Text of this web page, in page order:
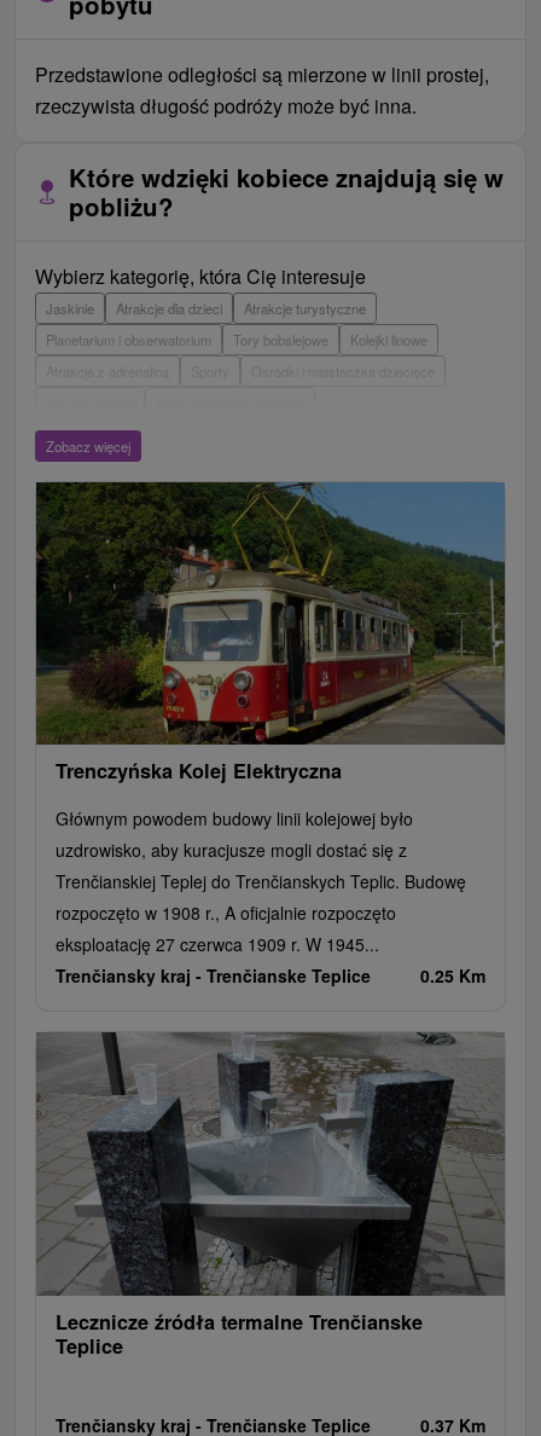
Przedstawione odległości są mierzone w linii prostej,
rzeczywista długość podróży może być inna.
Które wdzięki kobiece znajdują się w
pobliżu?
Wybierz kategorię, która Cię interesuje
Jaskinie Atrakcje dla dzieci
Atrakcje turystyczne
Planetarium i obserwatorium
Tory bobslejowe
Kolejki linowe
Atrakcje z adrenaliną
Wieże obserwacyjne i chodniki
Escaperoom
Ogrody botaniczne
Parki miejskie i zamkowe
Loty widokowe i rejsy wycieczkowe
Tarcze
Jeziora, jeziora, zbiorniki wodne
Zabytki techniki
Pomniki
Wodospady
Kościoły drewniane Źródła Teatry
Jazda konna
Túry a turistické chodníky
Zamki Chaty górskie
Miejsca sakralne
Rafting, rafting, rafting
Obiekty architektoniczne
Ośrodek narciarski
Pola golfowe
Tory gokartowe
Amfiteatry i kina w przyrodzie
Szlaki winne
Cyklotrasy
Zobacz więcej
Trenczyńska Kolej Elektryczna
Głównym powodem budowy linii kolejowej było
uzdrowisko, aby kuracjusze mogli dostać się z
Trenčianskiej Teplej do Trenčianskych Teplic. Budowę
rozpoczęto w 1908 r., A oficjalnie rozpoczęto
eksploatację 27 czerwca 1909 r. W 1945...
Trenčiansky kraj - Trenčianske Teplice 0.25 Km
Lecznicze źródła termalne Trenčianske
Teplice
Trenčiansky kraj - Trenčianske Teplice 0.37 Km